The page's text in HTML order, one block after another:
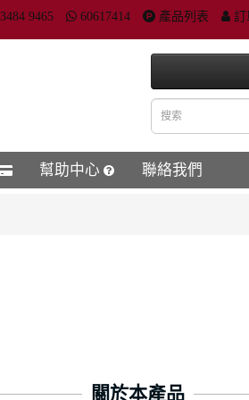
3484 9465 60617414 產品列表 訂
幫助中心 聯絡我們
關於本產品